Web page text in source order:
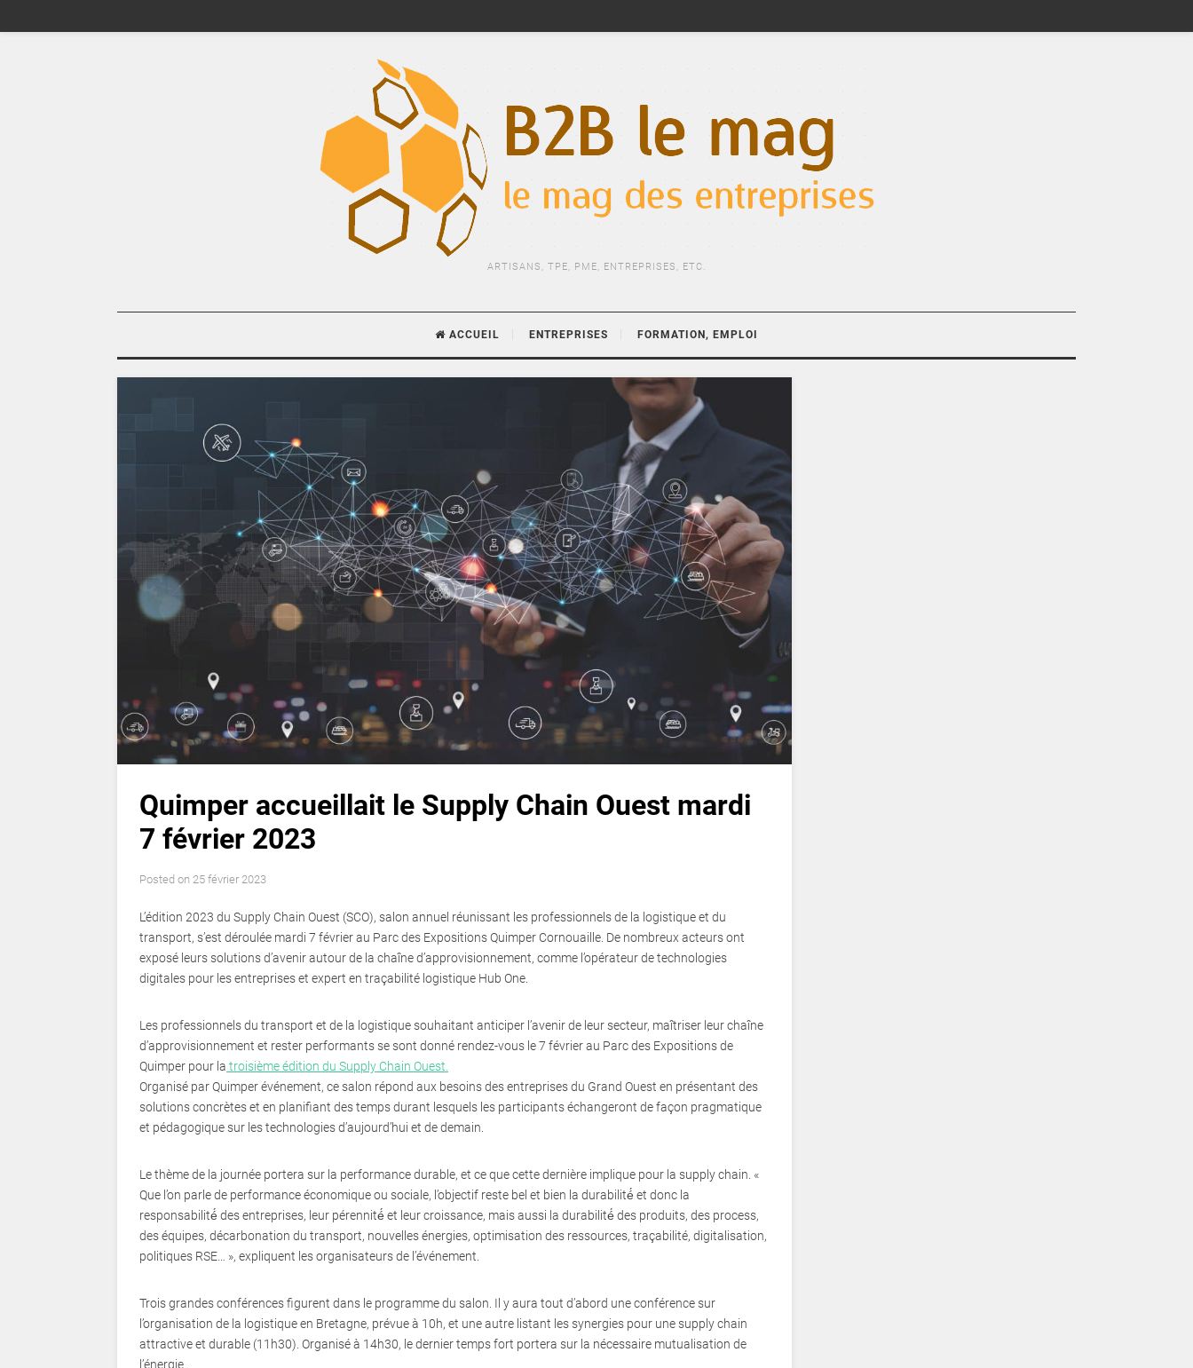
ARTISANS, TPE, PME, ENTREPRISES, ETC.
ACCUEIL ENTREPRISES FORMATION, EMPLOI
Quimper accueillait le Supply Chain Ouest mardi
7 février 2023
Posted on 25 février 2023
L’édition 2023 du Supply Chain Ouest (SCO), salon annuel réunissant les professionnels de la logistique et du
transport, s’est déroulée mardi 7 février au Parc des Expositions Quimper Cornouaille. De nombreux acteurs ont
exposé leurs solutions d’avenir autour de la chaîne d’approvisionnement, comme l’opérateur de technologies
digitales pour les entreprises et expert en traçabilité logistique Hub One.
Les professionnels du transport et de la logistique souhaitant anticiper l’avenir de leur secteur, maîtriser leur chaîne
d’approvisionnement et rester performants se sont donné rendez-vous le 7 février au Parc des Expositions de
Quimper pour la troisième édition du Supply Chain Ouest.
Organisé par Quimper événement, ce salon répond aux besoins des entreprises du Grand Ouest en présentant des
solutions concrètes et en planifiant des temps durant lesquels les participants échangeront de façon pragmatique
et pédagogique sur les technologies d’aujourd’hui et de demain.
Le thème de la journée portera sur la performance durable, et ce que cette dernière implique pour la supply chain. «
Que l’on parle de performance économique ou sociale, l’objectif reste bel et bien la durabilité́ et donc la
responsabilité́ des entreprises, leur pérennité́ et leur croissance, mais aussi la durabilité́ des produits, des process,
des équipes, décarbonation du transport, nouvelles énergies, optimisation des ressources, traçabilité, digitalisation,
politiques RSE… », expliquent les organisateurs de l’événement.
Trois grandes conférences figurent dans le programme du salon. Il y aura tout d’abord une conférence sur
l’organisation de la logistique en Bretagne, prévue à 10h, et une autre listant les synergies pour une supply chain
attractive et durable (11h30). Organisé à 14h30, le dernier temps fort portera sur la nécessaire mutualisation de
l’énergie.